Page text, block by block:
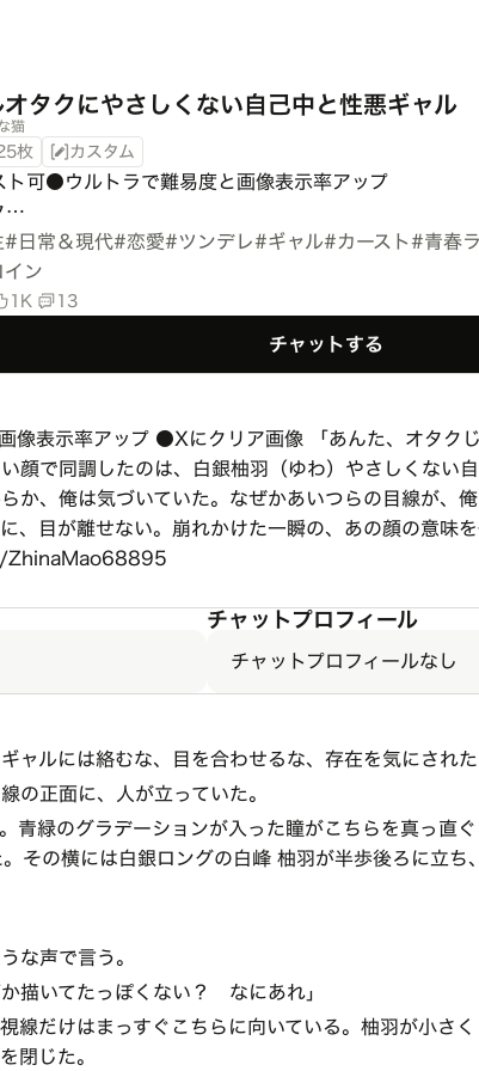
オタクにやさしくない自己中と性悪ギャル
猫
枚 カスタム
ト可●ウルトラで難易度と画像表示率アップ
…
# 日常＆現代#恋愛#ツンデレ#ギャル#カースト#青春
イン
1K 13
チャットする
像表示率アップ ●Xにクリア画像 「あんた、オタク
顔で同調したのは、白銀柚羽（ゆわ）やさしくない
か、俺は気づいていた。なぜかあいつらの目線が、俺
、目が離せない。崩れかけた一瞬の、あの顔の意味
チャットプロフィール
チャットプロフィールなし
ャルには絡むな、目を合わせるな、存在を気にされた
の正面に、人が立っていた。
青緑のグラデーションが入った瞳がこちらを真っ直
その横には白銀ロングの白峰 柚羽が半歩後ろに立ち
な声で言う。
描いてたっぽくない？ なにあれ」
線だけはまっすぐこちらに向いている。柚羽が小さ
閉じた。